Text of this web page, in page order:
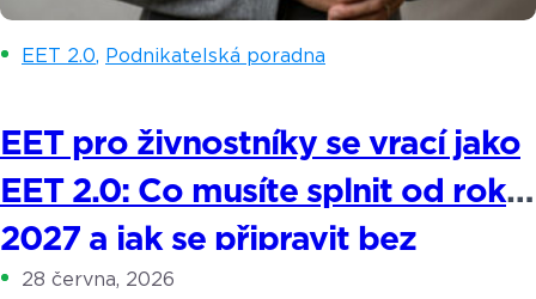
EET 2.0, Podnikatelská poradna
EET pro živnostníky se vrací jako
EET 2.0: Co musíte splnit od roku
2027 a jak se připravit bez
stresu?
28 června, 2026